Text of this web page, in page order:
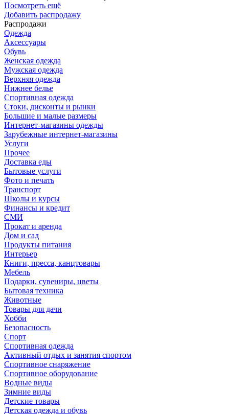
Посмотреть ещё
Добавить распродажу
Распродажи
Одежда
Аксессуары
Обувь
Женская одежда
Мужская одежда
Верхняя одежда
Нижнее белье
Спортивная одежда
Стоки, дисконты и рынки
Большие и малые размеры
Интернет-магазины одежды
Зарубежные интернет-магазины
Услуги
Прочее
Доставка еды
Бытовые услуги
Фото и печать
Транспорт
Школы и курсы
Финансы и кредит
СМИ
Прокат и аренда
Дом и сад
Продукты питания
Интерьер
Книги, пресса, канцтовары
Мебель
Подарки, сувениры, цветы
Бытовая техника
Животные
Товары для дачи
Хобби
Безопасность
Спорт
Спортивная одежда
Активный отдых и занятия спортом
Спортивное снаряжение
Спортивное оборудование
Водные виды
Зимние виды
Детские товары
Детская одежда и обувь